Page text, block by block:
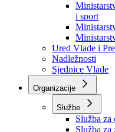
raseljena
zaštitu
i sport
Ured Vlade i
Nadležnosti
Sjednice Vlade
Organizacije